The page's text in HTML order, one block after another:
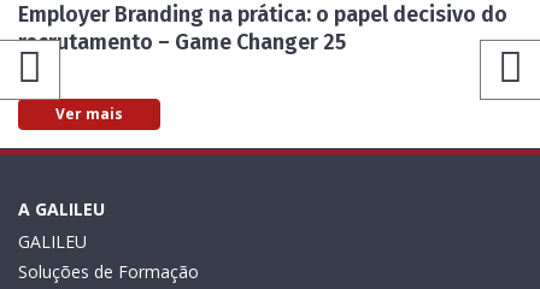
Employer Branding na prática: o papel decisivo do
recrutamento – Game Changer 25
Ver mais
A GALILEU
GALILEU
Soluções de Formação